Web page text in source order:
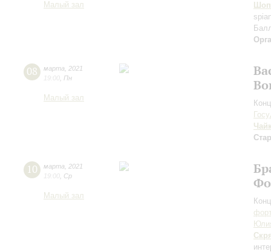
Малый зал
08 марта
2021
19:00 Пн
Малый зал
10 марта
2021
19:00 Ср
Малый зал